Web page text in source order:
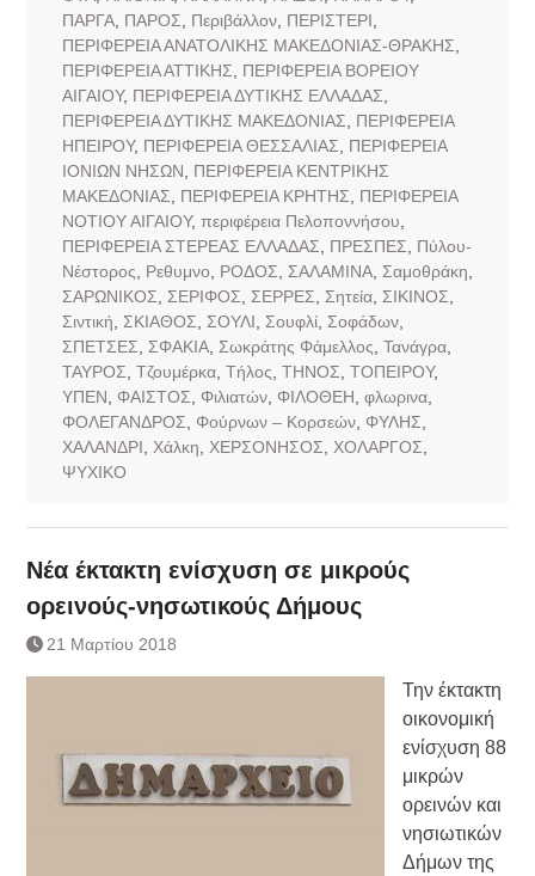
ΠΑΡΓΑ, ΠΑΡΟΣ Περιβάλλον, ΠΕΡΙΣΤΕΡΙ
ΠΕΡΙΦΕΡΕΙΑ ΑΝΑΤΟΛΙΚΗΣ ΜΑΚΕΔΟΝΙΑΣ-ΘΡΑΚΗΣ
ΠΕΡΙΦΕΡΕΙΑ ΑΤΤΙΚΗΣ
ΠΕΡΙΦΕΡΕΙΑ ΒΟΡΕΙΟΥ
ΑΙΓΑΙΟΥ, ΠΕΡΙΦΕΡΕΙΑ ΔΥΤΙΚΗΣ ΕΛΛΑΔΑΣ
ΠΕΡΙΦΕΡΕΙΑ ΔΥΤΙΚΗΣ ΜΑΚΕΔΟΝΙΑΣ
ΠΕΡΙΦΕΡΕΙΑ
ΗΠΕΙΡΟΥ, ΠΕΡΙΦΕΡΕΙΑ ΘΕΣΣΑΛΙΑΣ
ΠΕΡΙΦΕΡΕΙΑ
ΙΟΝΙΩΝ ΝΗΣΩΝ
ΠΕΡΙΦΕΡΕΙΑ ΚΕΝΤΡΙΚΗΣ
ΜΑΚΕΔΟΝΙΑΣ
ΠΕΡΙΦΕΡΕΙΑ ΚΡΗΤΗΣ
ΠΕΡΙΦΕΡΕΙΑ
ΝΟΤΙΟΥ ΑΙΓΑΙΟΥ, περιφέρεια Πελοποννήσου
ΠΕΡΙΦΕΡΕΙΑ ΣΤΕΡΕΑΣ ΕΛΛΑΔΑΣ
ΠΡΕΣΠΕΣ
Πύλου-
Νέστορος
Ρεθυμνο ΡΟΔΟΣ ΣΑΛΑΜΙΝΑ, Σαμοθράκη
ΣΑΡΩΝΙΚΟΣ
ΣΕΡΙΦΟΣ ΣΕΡΡΕΣ Σητεία, ΣΙΚΙΝΟΣ
Σιντική
ΣΚΙΑΘΟΣ ΣΟΥΛΙ Σουφλί, Σοφάδων,
ΣΠΕΤΣΕΣ
ΣΦΑΚΙΑ, Σωκράτης Φάμελλος Τανάγρα,
ΤΑΥΡΟΣ Τζουμέρκα, Τήλος ΤΗΝΟΣ ΤΟΠΕΙΡΟΥ,
ΥΠΕΝ
ΦΑΙΣΤΟΣ Φιλιατών, ΦΙΛΟΘΕΗ φλωρινα,
ΦΟΛΕΓΑΝΔΡΟΣ
Φούρνων – Κορσεών, ΦΥΛΗΣ
ΧΑΛΑΝΔΡΙ
Χάλκη ΧΕΡΣΟΝΗΣΟΣ ΧΟΛΑΡΓΟΣ
ΨΥΧΙΚΟ
Νέα έκτακτη ενίσχυση σε μικρούς
ορεινούς-νησωτικούς Δήμους
21 Μαρτίου 2018
Την έκτακτη
οικονομική
ενίσχυση 88
μικρών
ορεινών και
νησιωτικών
Δήμων της